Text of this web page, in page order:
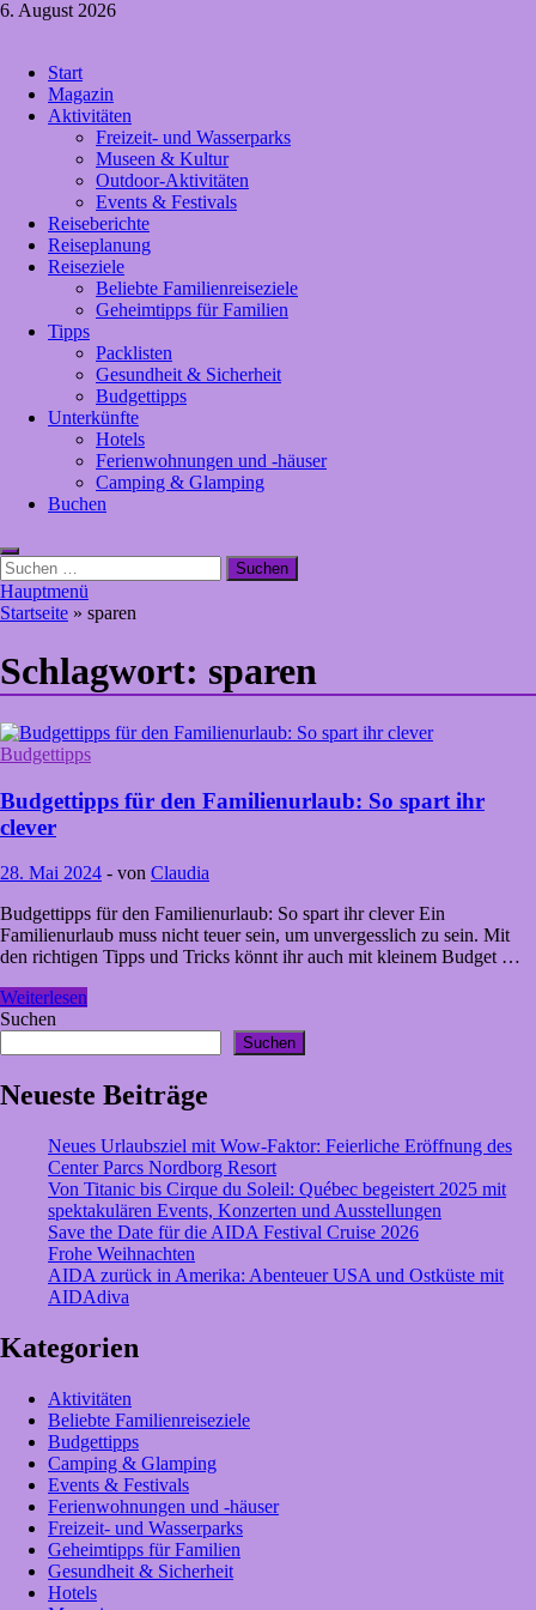
Zum
6. August 2026
Crazy4holiday
Urlaubsträume für Groß und Klein
Start
Magazin
Aktivitäten
Freizeit- und Wasserparks
Museen & Kultur
Outdoor-Aktivitäten
Events & Festivals
Reiseberichte
Reiseplanung
Reiseziele
Beliebte Familienreiseziele
Geheimtipps für Familien
Tipps
Packlisten
Gesundheit & Sicherheit
Budgettipps
Unterkünfte
Hotels
Ferienwohnungen und -häuser
Camping & Glamping
Buchen
Suchen
nach:
Hauptmenü
Startseite » sparen
Schlagwort: sparen
Budgettipps
Budgettipps für den Familienurlaub: So spart ihr
clever
28. Mai 2024 - von Claudia
Budgettipps für den Familienurlaub: So spart ihr clever Ein
Familienurlaub muss nicht teuer sein, um unvergesslich zu sein. Mit
den richtigen Tipps und Tricks könnt ihr auch mit kleinem Budget …
Budgettipps
für
Familienurlaub:
So
spart
Weiterlesen
Suchen
Suchen
Neueste Beiträge
Neues Urlaubsziel mit Wow-Faktor: Feierliche Eröffnung des
Center Parcs Nordborg Resort
Von Titanic bis Cirque du Soleil: Québec begeistert 2025 mit
spektakulären Events, Konzerten und Ausstellungen
Save the Date für die AIDA Festival Cruise 2026
Frohe Weihnachten
AIDA zurück in Amerika: Abenteuer USA und Ostküste mit
AIDAdiva
Kategorien
Aktivitäten
Beliebte Familienreiseziele
Budgettipps
Camping & Glamping
Events & Festivals
Ferienwohnungen und -häuser
Freizeit- und Wasserparks
Geheimtipps für Familien
Gesundheit & Sicherheit
Hotels